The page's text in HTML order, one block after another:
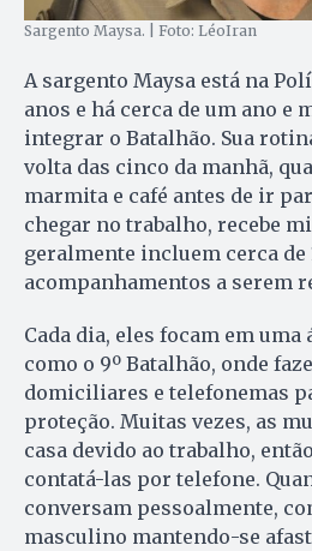
Sargento Maysa. | Foto: LéoIran
A sargento Maysa está na
anos e há cerca de um ano e
integrar o Batalhão. Sua
volta das cinco da manhã,
marmita e café antes de ir
chegar no trabalho, recebe
geralmente incluem cerca de
acompanhamentos a serem
Cada dia, eles focam em uma
como o 9º Batalhão, onde
domiciliares e telefonemas
proteção. Muitas vezes, as
casa devido ao trabalho,
contatá-las por telefone.
conversam pessoalmente,
masculino mantendo-se